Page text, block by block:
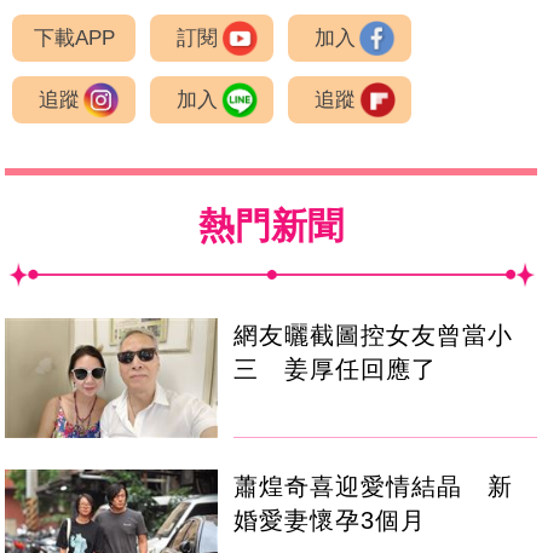
下載APP 訂閱 加入
追蹤 加入 追蹤
熱門新聞
網友曬截圖控女友曾當小
三 姜厚任回應了
蕭煌奇喜迎愛情結晶 新
婚愛妻懷孕3個月